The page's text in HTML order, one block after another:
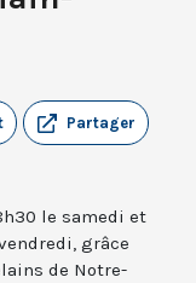
Partager
le samedi et
grâce
de Notre-